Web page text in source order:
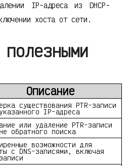
IP-адреса из DHCP-
хоста от сети.
Описание
существования PTR-записи
IP-адреса
или удаление PTR-записи
обратного поиска
возможности для
с DNS-записями, включая